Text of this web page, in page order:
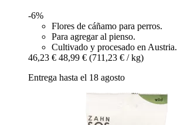
-6%
Flores de cáñamo para perros.
Para agregar al pienso.
Cultivado y procesado en Austria.
46,23 € 48,99 € (711,23 € / kg)
Entrega hasta el 18 agosto